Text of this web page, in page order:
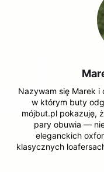
Nazywam się Marek i
w którym buty
mójbut.pl pokazuję,
pary obuwia —
eleganckich
klasycznych